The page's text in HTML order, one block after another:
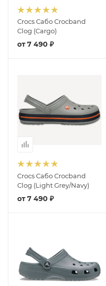
Crocs Сабо Crocband
Clog (Cargo)
от7 490 ₽
Crocs Сабо Crocband
Clog (Light Grey/Navy)
от7 490 ₽